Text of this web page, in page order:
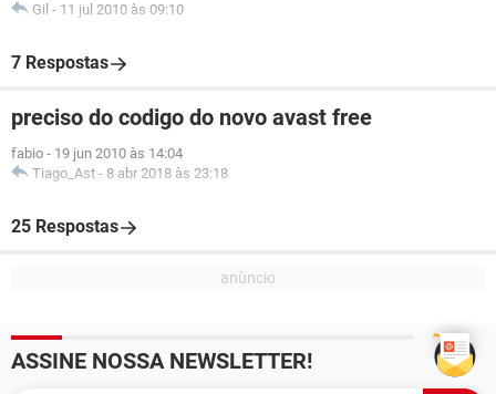
Gil - 11 jul 2010 às 09:10
7 Respostas
preciso do codigo do novo avast free
fabio - 19 jun 2010 às 14:04
Tiago_Ast - 8 abr 2018 às 23:18
25 Respostas
ASSINE NOSSA NEWSLETTER!